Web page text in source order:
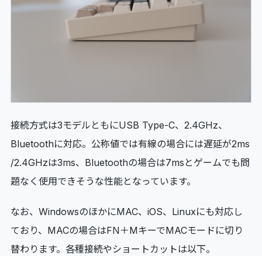
接続方式は3モデルともにUSB Type-C、2.4GHz、
Bluetoothに対応。公称値では有線の場合には遅延が2ms
/2.4GHzは3ms、Bluetoothの場合は7msとゲームでも問
題なく使用できそうな性能となっています。
なお、WindowsのほかにMAC、iOS、Linuxにも対応し
ており、MACの場合はFN＋MキーでMACモードに切り
替わります。各種接続やショートカットは以下。